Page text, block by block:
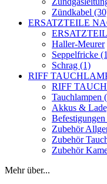
Zündkabel
ERSATZTEILE
Haller-Meurer
Seppelfricke
Schrag (1)
RIFF
RIFF
Tauchlampen
Akkus &
Zubehör
Zubehör
Zubehör
Mehr über...